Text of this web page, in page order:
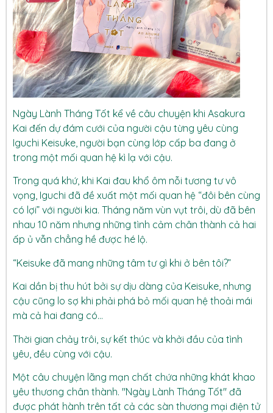
Ngày Lành Tháng Tốt kể về câu chuyện khi Asakura
Kai đến dự đám cưới của người cậu từng yêu cùng
Iguchi Keisuke, người bạn cùng lớp cấp ba đang ở
trong một mối quan hệ kì lạ với cậu.
Trong quá khứ, khi Kai đau khổ ôm nỗi tương tư vô
vọng, Iguchi đã đề xuất một mối quan hệ “đôi bên cùng
có lợi” với người kia. Tháng năm vùn vụt trôi, dù đã bên
nhau 10 năm nhưng những tình cảm chân thành cả hai
ấp ủ vẫn chẳng hề được hé lộ.
“Keisuke đã mang những tâm tư gì khi ở bên tôi?”
Kai dần bị thu hút bởi sự dịu dàng của Keisuke, nhưng
cậu cũng lo sợ khi phải phá bỏ mối quan hệ thoải mái
mà cả hai đang có…
Thời gian chảy trôi, sự kết thúc và khởi đầu của tình
yêu, đều cùng với cậu.
Một câu chuyện lãng mạn chất chứa những khát khao
yêu thương chân thành. "Ngày Lành Tháng Tốt" đã
được phát hành trên tất cả các sàn thương mại điện tử